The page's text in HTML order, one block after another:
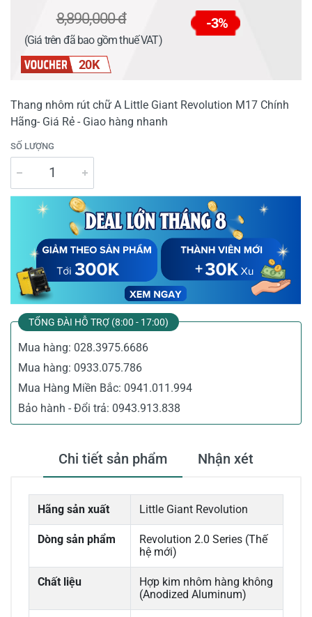
8,890,000 đ -3%
(Giá trên đã bao gồm thuế VAT)
20K
Thang nhôm rút chữ A Little Giant Revolution M17 Chính
Hãng- Giá Rẻ - Giao hàng nhanh
SỐ LƯỢNG
TỔNG ĐÀI HỖ TRỢ (8:00 - 17:00)
Mua hàng: 028.3975.6686
Mua hàng: 0933.075.786
Mua Hàng Miền Bắc: 0941.011.994
Bảo hành - Đổi trả: 0943.913.838
Chi tiết sản phẩm Nhận xét
Hãng sản xuất Little Giant Revolution
Dòng sản phẩm
Revolution 2.0 Series (Thế
hệ mới)
Chất liệu
Hợp kim nhôm hàng không
(Anodized Aluminum)